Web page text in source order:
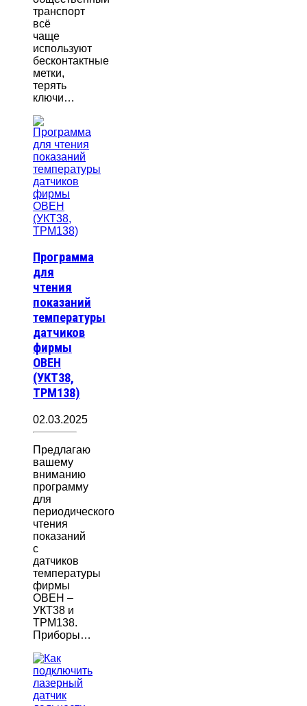
транспорт
всё
чаще
используют
бесконтактные
метки,
терять
ключи…
Программа
для
чтения
показаний
температуры
датчиков
фирмы
ОВЕН
(УКТ38,
ТРМ138)
02.03.2025
Предлагаю
вашему
вниманию
программу
для
периодического
чтения
показаний
с
датчиков
температуры
фирмы
ОВЕН –
УКТ38 и
ТРМ138.
Приборы…